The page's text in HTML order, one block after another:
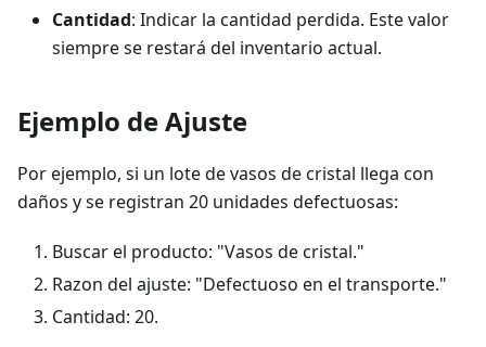
Cantidad: Indicar la cantidad perdida. Este valor
siempre se restará del inventario actual.
Ejemplo de Ajuste
Por ejemplo, si un lote de vasos de cristal llega con
daños y se registran 20 unidades defectuosas:
Buscar el producto: "Vasos de cristal."
Razon del ajuste: "Defectuoso en el transporte."
Cantidad: 20.